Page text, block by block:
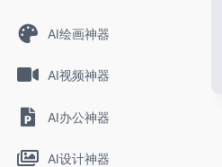
AI绘画神器
AI视频神器
AI办公神器
AI设计神器